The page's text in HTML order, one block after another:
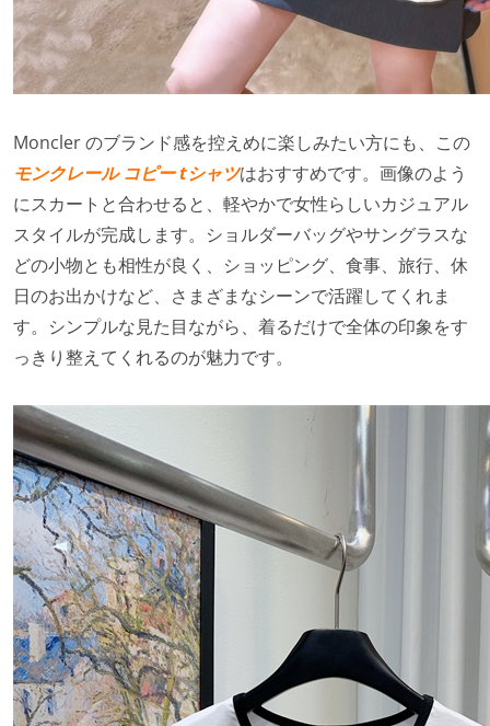
Moncler のブランド感を控えめに楽しみたい方にも、この
モンクレール コピー tシャツはおすすめです。画像のよう
にスカートと合わせると、軽やかで女性らしいカジュアル
スタイルが完成します。ショルダーバッグやサングラスな
どの小物とも相性が良く、ショッピング、食事、旅行、休
日のお出かけなど、さまざまなシーンで活躍してくれま
す。シンプルな見た目ながら、着るだけで全体の印象をす
っきり整えてくれるのが魅力です。